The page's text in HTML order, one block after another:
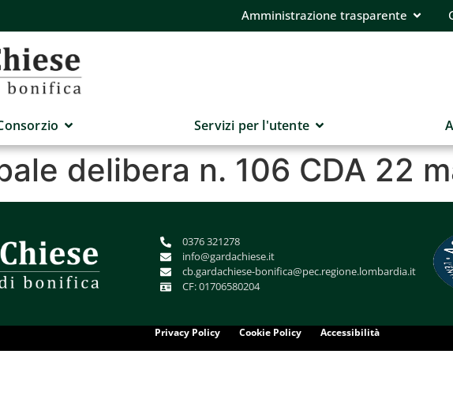
Amministrazione trasparente
Servizi per l'utente
delibera n. 106 CDA 22
0376 321278
info@gardachiese.it
cb.gardachiese-bonifica@pec.regione.lombardia.it
CF: 01706580204
Privacy Policy Cookie Policy Accessibilità